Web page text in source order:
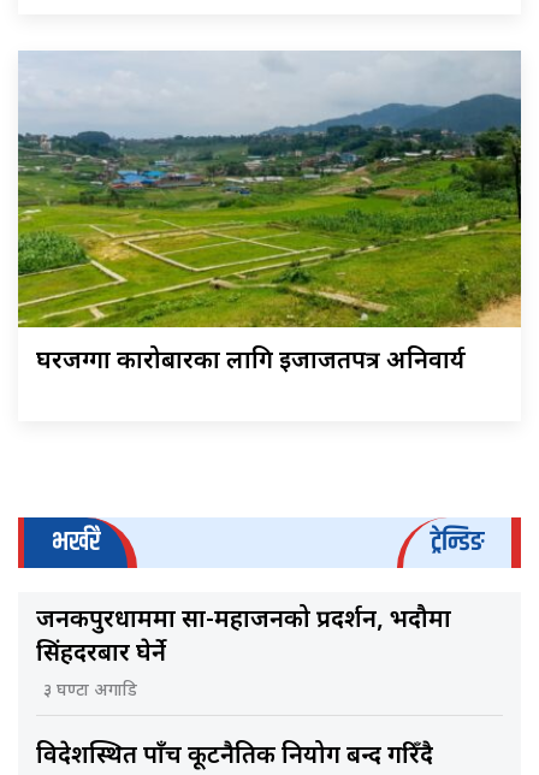
घरजग्गा कारोबारका लागि इजाजतपत्र अनिवार्य
भर्खरै ट्रेन्डिङ
जनकपुरधाममा साहु-महाजनको प्रदर्शन, भदौमा
सिंहदरबार घेर्ने
३ घण्टा अगाडि
विदेशस्थित पाँच कूटनैतिक नियोग बन्द गरिँदै